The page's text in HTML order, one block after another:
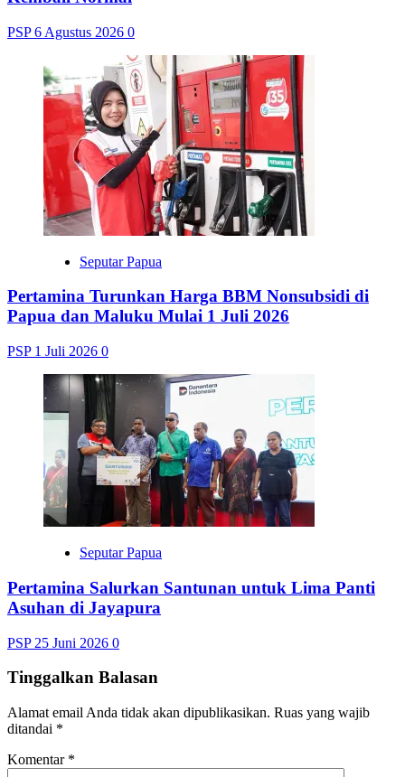
PSP6 Agustus 2026 0
Seputar Papua
Pertamina Turunkan Harga BBM Nonsubsidi di
Papua dan Maluku Mulai 1 Juli 2026
PSP 1 Juli 2026 0
Seputar Papua
Pertamina Salurkan Santunan untuk Lima Panti
Asuhan di Jayapura
PSP 25 Juni 2026 0
Tinggalkan Balasan
Alamat email Anda tidak akan dipublikasikan. Ruas yang wajib
ditandai *
Komentar *